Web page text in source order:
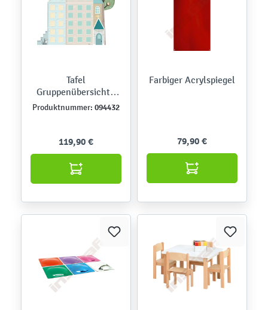
Tafel
Gruppenübersicht -
ohne Symbole
Produktnummer: 094432
119,90 €
Farbiger Acrylspiegel
79,90 €